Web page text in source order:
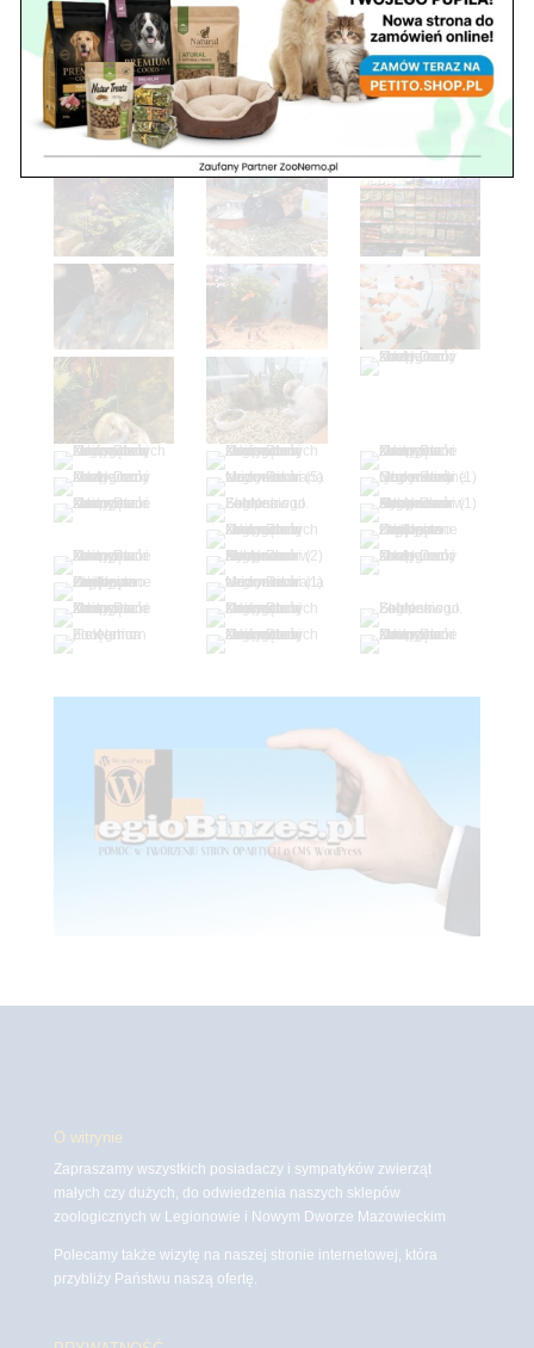
sob. 8.00 – 15.00
niedz. zamknięte
O witrynie
Zapraszamy wszystkich posiadaczy i sympatyków zwierząt
małych czy dużych, do odwiedzenia naszych sklepów
zoologicznych w Legionowie i Nowym Dworze Mazowieckim
Polecamy także wizytę na naszej stronie internetowej, która
przybliży Państwu naszą ofertę.